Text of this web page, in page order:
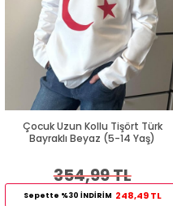
Çocuk Uzun Kollu Tişört Türk
Bayraklı Beyaz (5-14 Yaş)
354,99 TL
Sepette %30 İNDİRİM 248,49 TL